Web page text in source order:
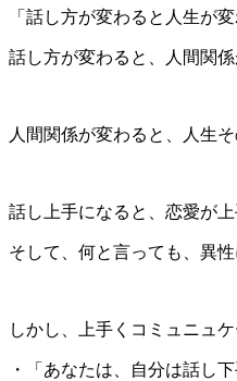
「話し方が変わると人生が
話し方が変わると、人間関係
人間関係が変わると、人生
話し上手になると、恋愛が上
そして、何と言っても、異性
しかし、上手くコミュニュ
・「あなたは、自分は話し